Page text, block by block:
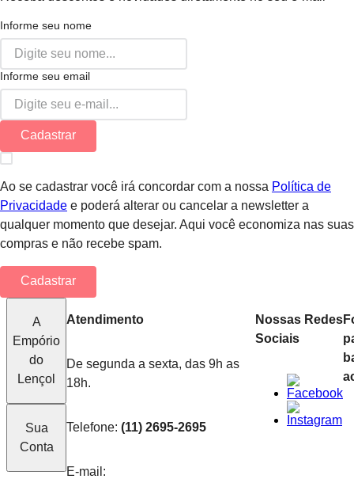
Informe seu nome
Informe seu email
Cadastrar
Ao se cadastrar você irá concordar com a nossa Política de
Privacidade e poderá alterar ou cancelar a newsletter a
qualquer momento que desejar. Aqui você economiza nas suas
compras e não recebe spam.
Cadastrar
A
Empório
do
Lençol
Sua
Conta
Atendimento
De segunda a sexta, das 9h as
18h.
Telefone: (11) 2695-2695
E-mail:
Nossas Redes
Sociais